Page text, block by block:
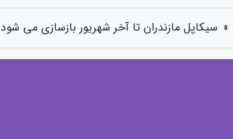
» سیکاپل مازندران تا آخر شهریور بازسازی می شود